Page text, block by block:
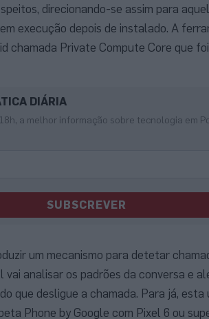
direcionando-se assim para
execução depois de instalado. A
chamada Private Compute Core que
DIÁRIA
a melhor informação sobre tecnologia em
SUBSCREVER
um mecanismo para detetar
analisar os padrões da conversa e
que desligue a chamada. Para já, esta
Phone by Google com Pixel 6 ou